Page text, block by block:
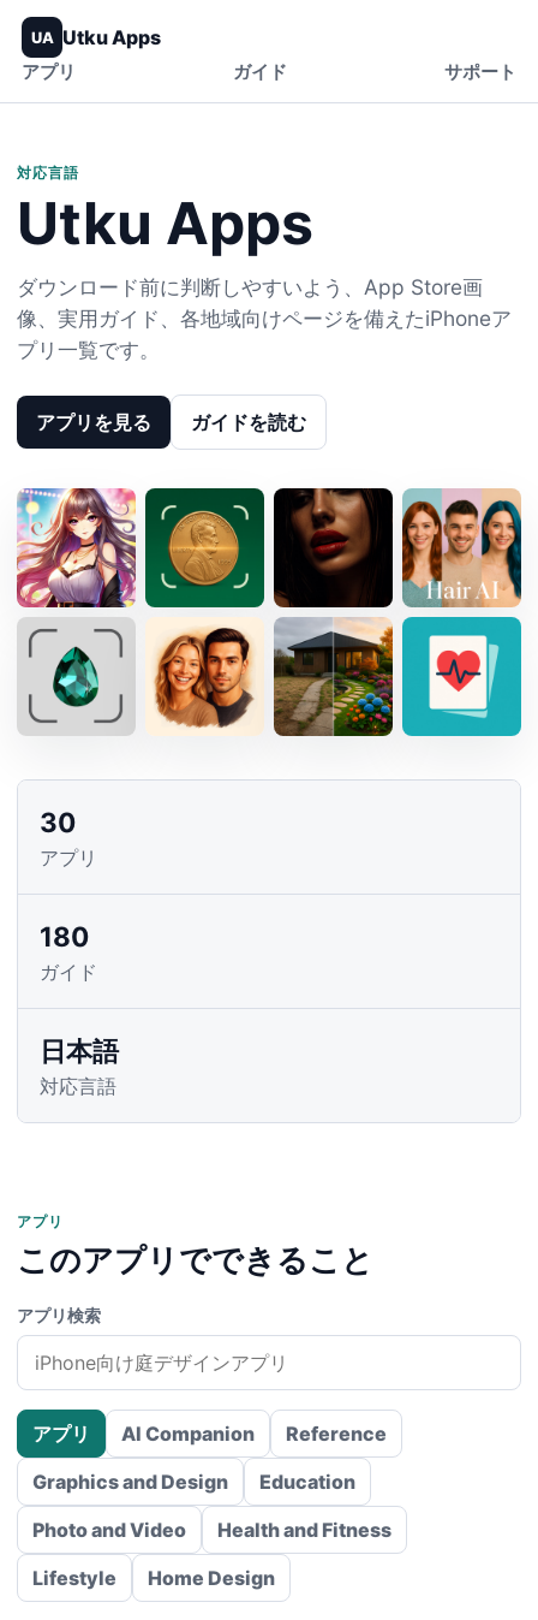
UA Utku Apps
アプリ ガイド サポート
対応言語
Utku Apps
ダウンロード前に判断しやすいよう、App Store画
像、実用ガイド、各地域向けページを備えたiPhoneア
プリ一覧です。
アプリを見る ガイドを読む
30
アプリ
180
ガイド
日本語
対応言語
アプリ
このアプリでできること
アプリ検索
アプリ AI Companion
Reference
Graphics and Design
Education
Photo and Video
Health and Fitness
Lifestyle
Home Design